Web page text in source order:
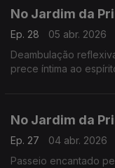
No Jardim da
Ep. 28
05 abr. 2026
Deambulação
prece íntima ao
No Jardim da
Ep. 27
04 abr. 2026
Passeio encantado